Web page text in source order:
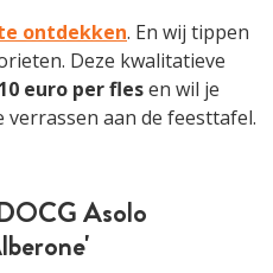
ontdekken. En wij tippen
Deze kwalitatieve
euro per flesen wil je
aan de feesttafel.
Asolo